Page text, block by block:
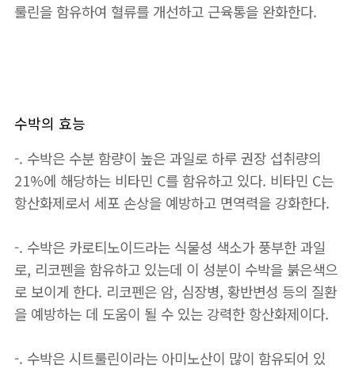
룰린을 함유하여 혈류를 개선하고 근육통을 완화한다.
수박의 효능
-. 수박은 수분 함량이 높은 과일로 하루 권장 섭취량의
21%에 해당하는 비타민 C를 함유하고 있다. 비타민 C는
항산화제로서 세포 손상을 예방하고 면역력을 강화한다.
-. 수박은 카로티노이드라는 식물성 색소가 풍부한 과일
로, 리코펜을 함유하고 있는데 이 성분이 수박을 붉은색으
로 보이게 한다. 리코펜은 암, 심장병, 황반변성 등의 질환
을 예방하는 데 도움이 될 수 있는 강력한 항산화제이다.
-. 수박은 시트룰린이라는 아미노산이 많이 함유되어 있